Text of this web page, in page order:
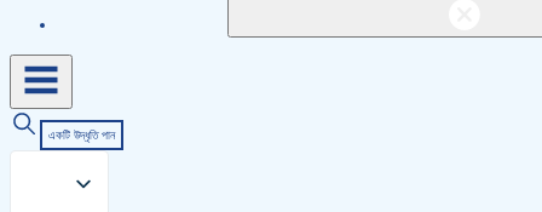
একটি উদ্ধৃতি পান